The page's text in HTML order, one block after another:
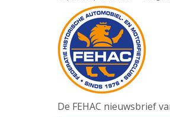
De FEHAC nieuwsbrief